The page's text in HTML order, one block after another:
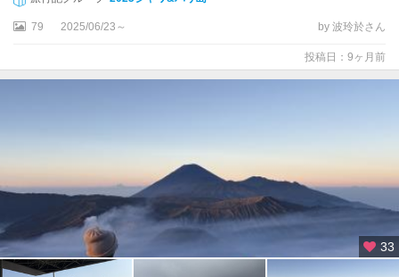
79 2025/06/23～ by 波玲於さん
投稿日：9ヶ月前
33